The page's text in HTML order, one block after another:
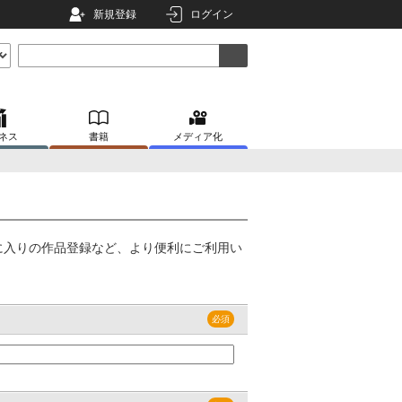
新規登録 ログイン
ス 書籍 メディア化
りの作品登録など、より便利にご利用い